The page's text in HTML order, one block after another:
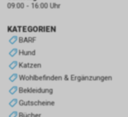
KATEGORIEN
BARF
Hund
Katzen
Wohlbefinden & Ergänzungen
Bekleidung
Gutscheine
09:00 - 16:00 Uhr